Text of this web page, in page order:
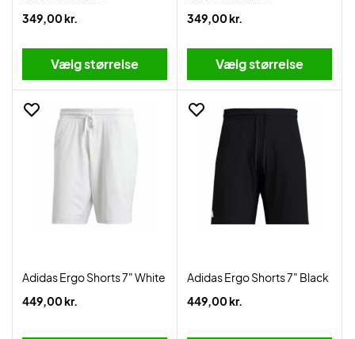
349,00 kr.
Vælg størrelse
349,00 kr.
Vælg størrelse
Adidas Ergo Shorts 7" White
449,00 kr.
Adidas Ergo Shorts 7" Black
449,00 kr.